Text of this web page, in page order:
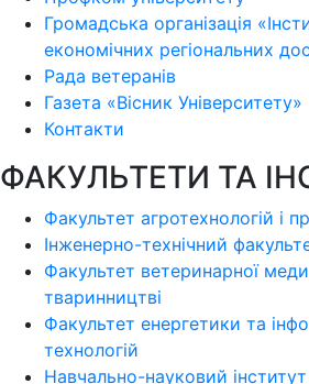
Громадська організація
економічних регіональних
Рада ветеранів
Газета «Вісник Університету»
Контакти
ФАКУЛЬТЕТИ ТА
Факультет агротехнологій і
Інженерно-технічний
Факультет ветеринарної
тваринництві
Факультет енергетики та
технологій
Навчально-науковий інститут